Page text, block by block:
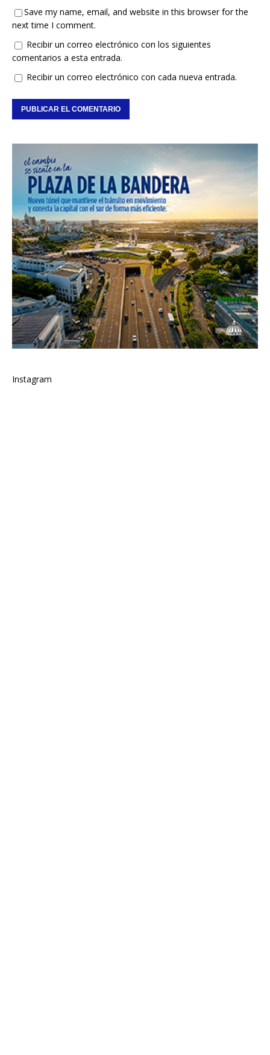
Save my name, email, and website in this browser for the
next time I comment.
Recibir un correo electrónico con los siguientes
comentarios a esta entrada.
Recibir un correo electrónico con cada nueva entrada.
Instagram